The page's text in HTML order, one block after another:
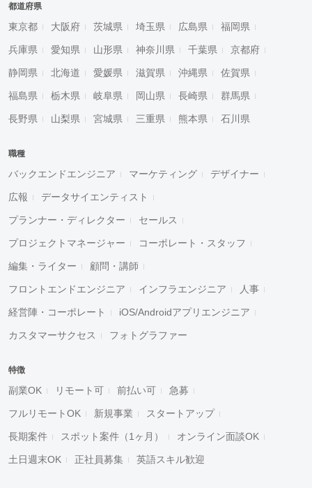
都道府県
東京都 大阪府 茨城県 埼玉県 広島県 福岡県
兵庫県 愛知県 山形県 神奈川県 千葉県 京都府
静岡県 北海道 愛媛県 滋賀県 沖縄県 佐賀県
福島県 栃木県 岐阜県 岡山県 長崎県 群馬県
長野県 山梨県 宮城県 三重県 熊本県 石川県
職種
バックエンドエンジニア マーケティング デザイナー
広報 データサイエンティスト
プランナー・ディレクター セールス
プロジェクトマネージャー コーポレート・スタッフ
編集・ライター 顧問・講師
フロントエンドエンジニア インフラエンジニア 人事
経営陣・コーポレート iOS/Androidアプリエンジニア
カスタマーサクセス フォトグラファー
特徴
副業OK リモート可 前払い可 急募
フルリモートOK 新規事業 スタートアップ
長期案件 スポット案件（1ヶ月） オンライン面談OK
土日週末OK 正社員募集 英語スキル歓迎